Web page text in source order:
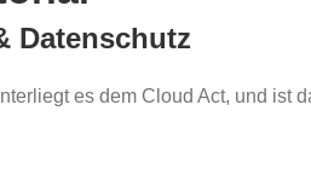
Datenschutz
es dem Cloud Act, und ist